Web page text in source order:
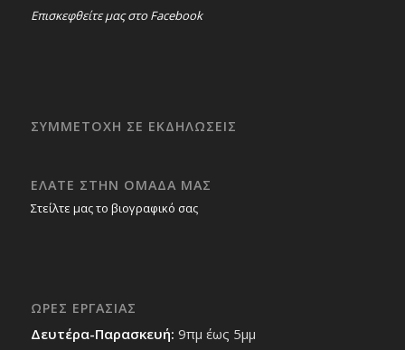
Επισκεφθείτε μας στο Facebook
ΣΥΜΜΕΤΟΧΗ ΣΕ ΕΚΔΗΛΩΣΕΙΣ
ΕΛΑΤΕ ΣΤΗΝ ΟΜΑΔΑ ΜΑΣ
Στείλτε μας το βιογραφικό σας
ΩΡΕΣ ΕΡΓΑΣΙΑΣ
Δευτέρα-Παρασκευή: 9πμ έως 5μμ